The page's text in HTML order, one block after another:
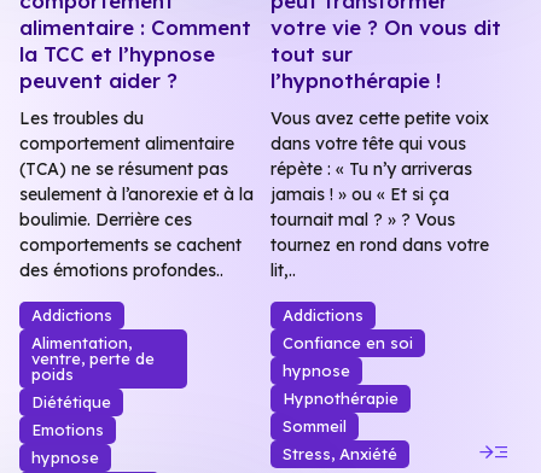
alimentaire : Comment
la TCC et l’hypnose
peuvent aider ?
Les troubles du
comportement alimentaire
(TCA) ne se résument pas
seulement à l’anorexie et à la
boulimie. Derrière ces
comportements se cachent
des émotions profondes..
Addictions
Alimentation,
ventre, perte de
poids
Diététique
Emotions
hypnose
votre vie ? On vous dit
tout sur
l’hypnothérapie !
Vous avez cette petite voix
dans votre tête qui vous
répète : « Tu n’y arriveras
jamais ! » ou « Et si ça
tournait mal ? » ? Vous
tournez en rond dans votre
lit,..
Addictions
Confiance en soi
hypnose
Hypnothérapie
Sommeil
Stress, Anxiété
read_more